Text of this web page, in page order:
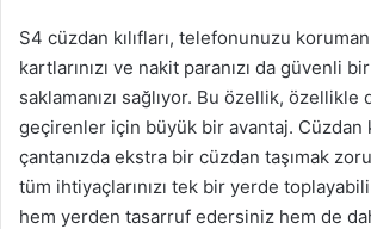
S4 cüzdan kılıfları, telefonunuzu
kartlarınızı ve nakit paranızı da güvenli
saklamanızı sağlıyor. Bu özellik, özellikle
geçirenler için büyük bir avantaj. Cüzdan
çantanızda ekstra bir cüzdan taşımak
tüm ihtiyaçlarınızı tek bir yerde
hem yerden tasarruf edersiniz hem de